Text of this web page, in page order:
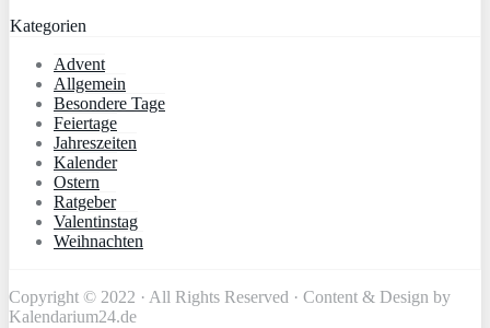
Kategorien
Advent
Allgemein
Besondere Tage
Feiertage
Jahreszeiten
Kalender
Ostern
Ratgeber
Valentinstag
Weihnachten
Copyright © 2022 · All Rights Reserved · Content & Design by
Kalendarium24.de